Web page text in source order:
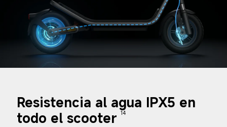
Resistencia al agua IPX5 en
todo el scooter 14